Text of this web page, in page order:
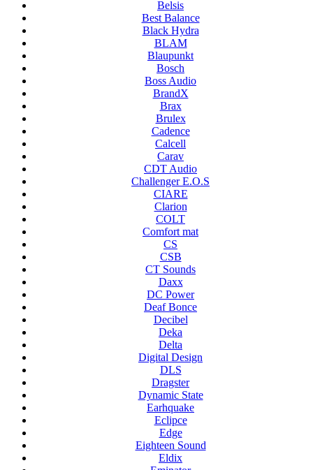
Belsis
Best Balance
Black Hydra
BLAM
Blaupunkt
Bosch
Boss Audio
BrandX
Brax
Brulex
Cadence
Calcell
Carav
CDT Audio
Challenger E.O.S
CIARE
Clarion
COLT
Comfort mat
CS
CSB
CT Sounds
Daxx
DC Power
Deaf Bonce
Decibel
Deka
Delta
Digital Design
DLS
Dragster
Dynamic State
Earhquake
Eclipce
Edge
Eighteen Sound
Eldix